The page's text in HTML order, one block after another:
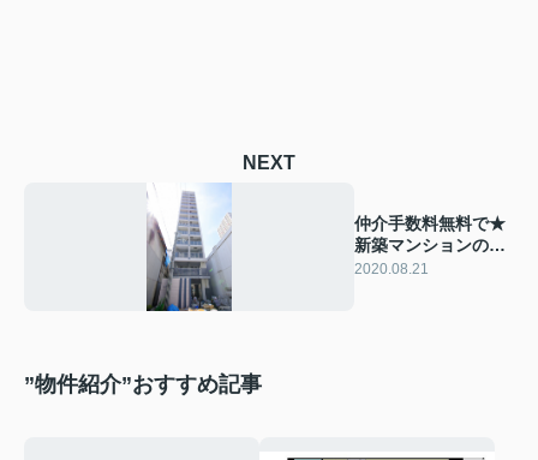
NEXT
仲介手数料無料で★
新築マンションのご
紹介です★
2020.08.21
”物件紹介”おすすめ記事